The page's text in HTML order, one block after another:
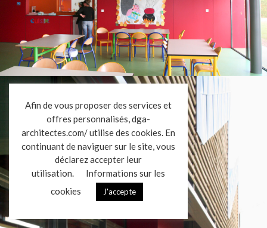
L’AGENCE
RÉALISATIONS
ACTUALITÉS
CONTACT
VENDREDI
Afin de vous proposer des services et
offres personnalisés, dga-
architectes.com/ utilise des cookies. En
continuant de naviguer sur le site, vous
déclarez accepter leur
utilisation.
Informations sur les
cookies
J'accepte